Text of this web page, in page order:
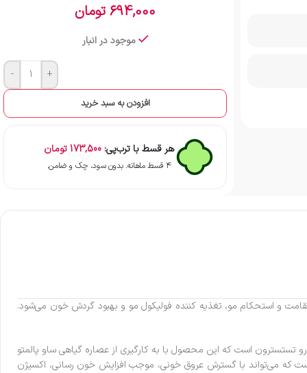
694,000 تومان
موجود در انبار
- +
افزودن به سبد خرید
هر قسط با ترب‌پی: 173,500تومان
۴ قسط ماهانه. بدون سود، چک و ضامن.
و استحکام مو، تغذیه کننده فولیکول مو و بهبود گردش خون می‌شود.
تستسترون است که این محصول با به کارگیری از عصاره گیاهی ساو پالمتو
است که می‌تواند با گسترش عروق خونی، موجب افزایش خون رسانی، اکسیژن